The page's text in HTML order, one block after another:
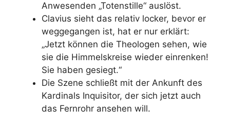
Anwesenden „Totenstille“ auslöst.
Clavius sieht das relativ locker, bevor er
weggegangen ist, hat er nur erklärt:
„Jetzt können die Theologen sehen, wie
sie die Himmelskreise wieder einrenken!
Sie haben gesiegt.“
Die Szene schließt mit der Ankunft des
Kardinals Inquisitor, der sich jetzt auch
das Fernrohr ansehen will.